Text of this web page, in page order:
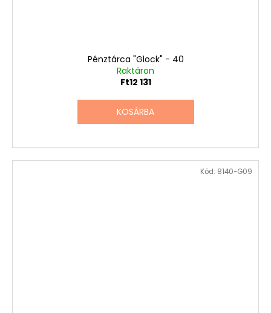
Pénztárca "Glock" - 40
Raktáron
Ft12 131
KOSÁRBA
Kód: 8140-G09